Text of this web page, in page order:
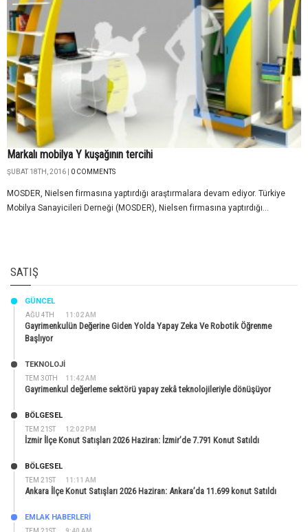
Markalı mobilya Y kuşağının tercihi
ŞUBAT 18TH, 2016 | 0 COMMENTS
MOSDER, Nielsen firmasına yaptırdığı araştırmalara devam ediyor. Türkiye
Mobilya Sanayicileri Derneği (MOSDER), Nielsen firmasına yaptırdığı...
SATIŞ
AĞU 4TH 11:02 AM
GÜNCEL
Gayrimenkulün Değerine Giden Yolda Yapay Zeka Ve Robotik Öğrenme
Başlıyor
TEM 30TH 11:42 AM
TEKNOLOJİ
Gayrimenkul değerleme sektörü yapay zekâ teknolojileriyle dönüşüyor
TEM 21ST 12:02 PM
BÖLGESEL
İzmir İlçe Konut Satışları 2026 Haziran: İzmir’de 7.791 Konut Satıldı
TEM 21ST 11:11 AM
BÖLGESEL
Ankara İlçe Konut Satışları 2026 Haziran: Ankara’da 11.699 konut Satıldı
EMLAK HABERLERI